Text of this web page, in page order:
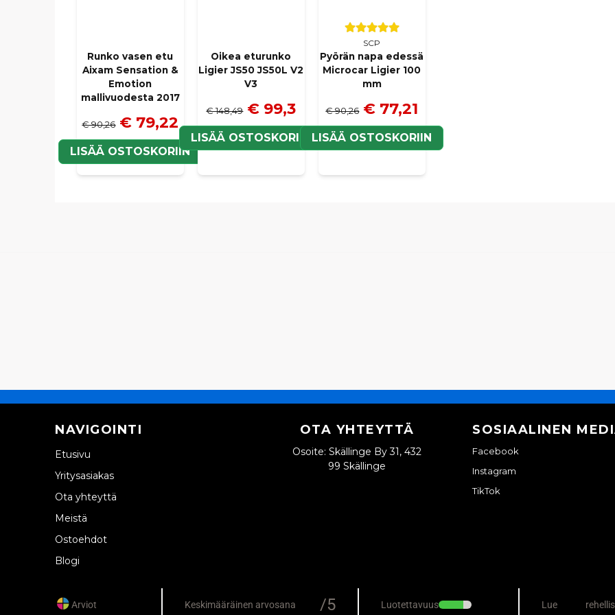
Runko vasen etu
Aixam Sensation &
Emotion
mallivuodesta 2017
€ 90,26 € 79,22
LISÄÄ OSTOSKORIIN
Oikea eturunko
Ligier JS50 JS50L V2
V3
€ 148,49 € 99,3
LISÄÄ OSTOSKORIIN
SCP
Pyörän napa edessä
Microcar Ligier 100
mm
€ 90,26 € 77,21
LISÄÄ OSTOSKORIIN
NAVIGOINTI
Etusivu
Yritysasiakas
Ota yhteyttä
Meistä
Ostoehdot
Blogi
OTA YHTEYTTÄ
Osoite: Skällinge By 31, 432
99 Skällinge
SOSIAALINEN
Facebook
Instagram
TikTok